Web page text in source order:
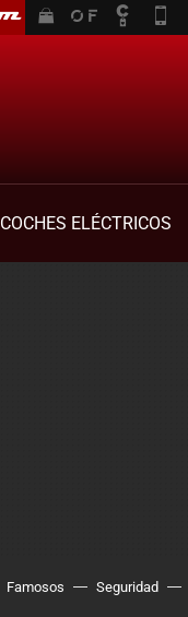
COCHES ELÉCTRICOS
Famosos Seguridad